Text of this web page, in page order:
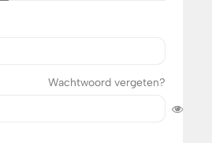
Wachtwoord vergeten?